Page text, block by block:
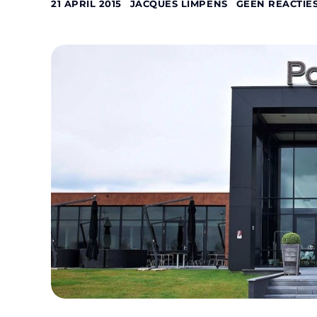
21 APRIL 2015 JACQUES LIMPENS GEEN